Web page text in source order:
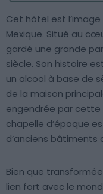
Cet hôtel est
Mexique. Situé au
gardé une grande
siècle. Son histoire
un alcool à base de
de la maison
engendrée par cette
chapelle d’époque
d’anciens bâtiments
Bien que
lien fort avec le